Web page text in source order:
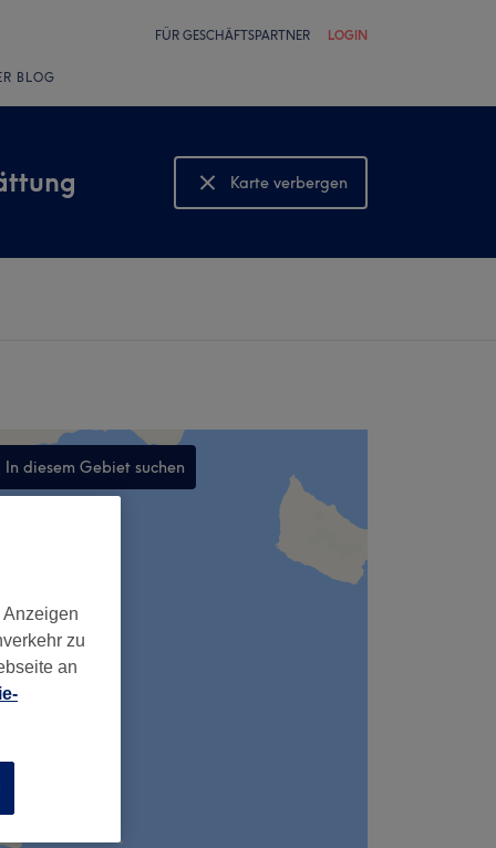
FÜR GESCHÄFTSPARTNER LOGIN
BLOG
Karte verbergen
Karte anzeigen
In diesem Gebiet suchen
,
zu
an